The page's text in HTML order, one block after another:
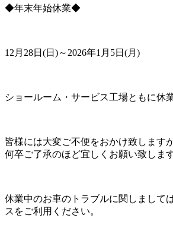
◆年末年始休業◆
12月28日(日)～2026年1月5日(月)
ショールーム・サービス工場ともに休
皆様には大変ご不便をおかけ致します
何卒ご了承のほど宜しくお願い致します
休業中のお車のトラブルに関しまして
スをご利用ください。